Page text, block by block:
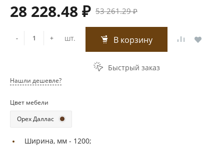
28 228.48 ₽ 53 261.29 ₽
- + шт. В корзину
Быстрый заказ
Нашли дешевле?
Цвет мебели
Орех Даллас
Ширина, мм - 1200;